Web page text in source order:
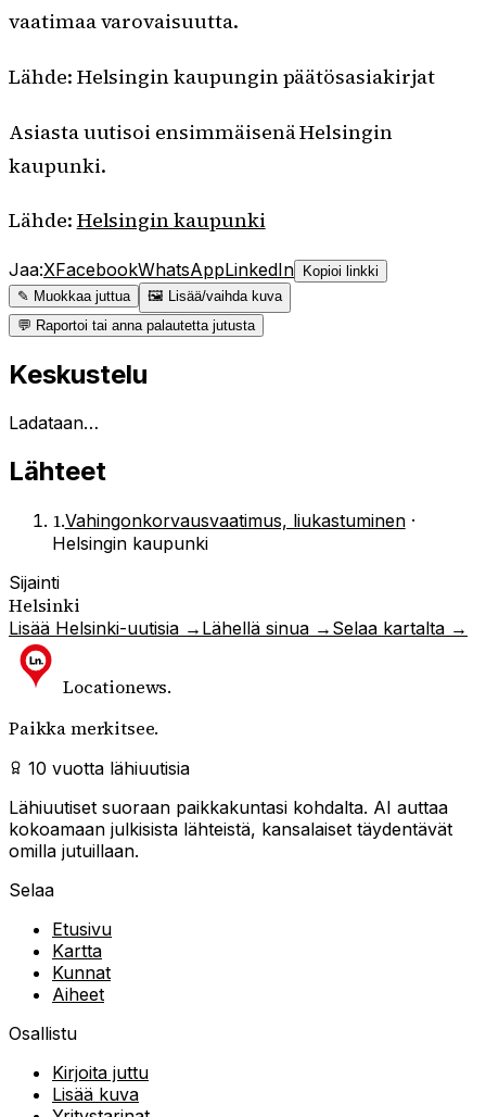
vaatimaa varovaisuutta.
Lähde: Helsingin kaupungin päätösasiakirjat
Asiasta uutisoi ensimmäisenä Helsingin
kaupunki.
Lähde: Helsingin kaupunki
Jaa:XFacebookWhatsAppLinkedIn
Kopioi linkki
✎ Muokkaa juttua
🖼 Lisää/vaihda kuva
💬 Raportoi tai anna palautetta jutusta
Keskustelu
Ladataan…
Lähteet
1.Vahingonkorvausvaatimus, liukastuminen·
Helsingin kaupunki
Sijainti
Helsinki
Lisää Helsinki-uutisia → Lähellä sinua → Selaa kartalta →
Locationews.
Paikka merkitsee.
10 vuotta lähiuutisia
Lähiuutiset suoraan paikkakuntasi kohdalta. AI auttaa
kokoamaan julkisista lähteistä, kansalaiset täydentävät
omilla jutuillaan.
Selaa
Etusivu
Kartta
Kunnat
Aiheet
Osallistu
Kirjoita juttu
Lisää kuva